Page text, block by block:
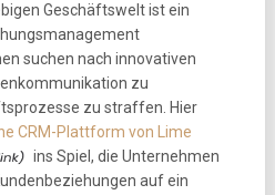
Geschäftswelt ist ein
suchen nach innovativen
zu
zu straffen. Hier
CRM-Plattform von Lime
ins Spiel, die Unternehmen
auf ein